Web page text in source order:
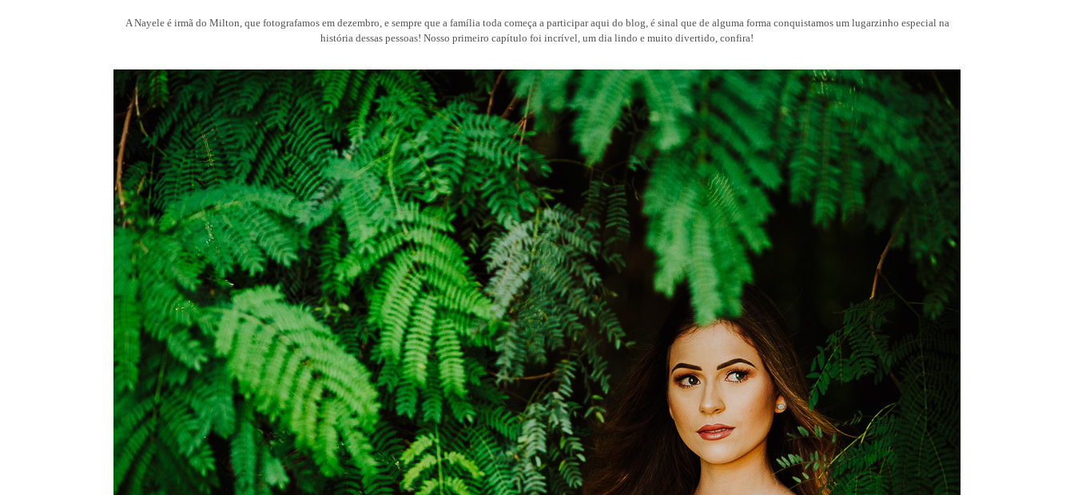
A Nayele é irmã do Milton, que fotografamos em dezembro, e sempre que a família toda começa a participar aqui do blog, é sinal que de alguma forma conquistamos um lugarzinho especial na
história dessas pessoas! Nosso primeiro capítulo foi incrível, um dia lindo e muito divertido, confira!